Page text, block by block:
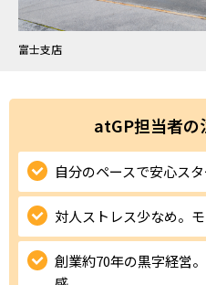
富士支店
atGP担当者の
自分のペースで安心ス
対人ストレス少なめ。
創業約70年の黒字経営
障害者専門の求人検索・スカ
就労移行支援サービス
障害別専門支援の就労移行支
IT・Web制作スキルを身につ
よくある質問